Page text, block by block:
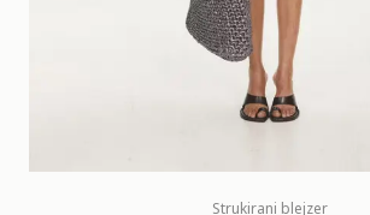
Strukirani blejzer